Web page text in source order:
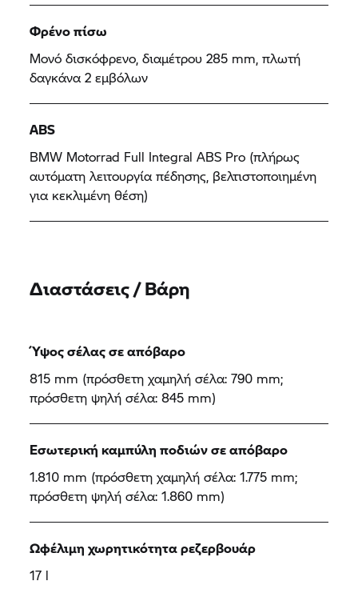
Φρένο πίσω
Μονό δισκόφρενο, διαμέτρου 285 mm, πλωτή
δαγκάνα 2 εμβόλων
ABS
BMW Motorrad Full Integral ABS Pro (πλήρως
αυτόματη λειτουργία πέδησης, βελτιστοποιημένη
για κεκλιμένη θέση)
Διαστάσεις / Βάρη
Ύψος σέλας σε απόβαρο
815 mm (πρόσθετη χαμηλή σέλα: 790 mm;
πρόσθετη ψηλή σέλα: 845 mm)
Εσωτερική καμπύλη ποδιών σε απόβαρο
1.810 mm (πρόσθετη χαμηλή σέλα: 1.775 mm;
πρόσθετη ψηλή σέλα: 1.860 mm)
Ωφέλιμη χωρητικότητα ρεζερβουάρ
17 l